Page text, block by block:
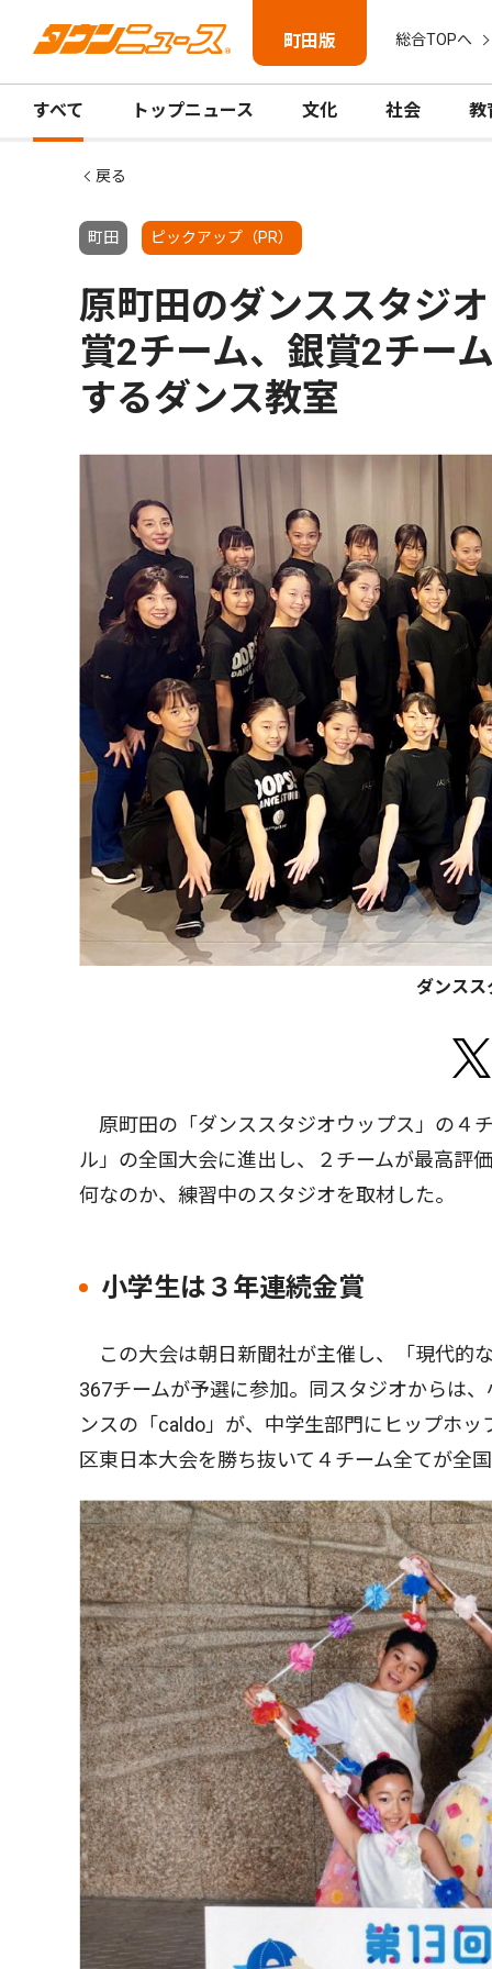
町田版 総合TOPへ
すべて トップニュース 文化 社会 教
戻る
町田 ピックアップ（PR）
原町田のダンススタジ
賞2チーム、銀賞2チー
するダンス教室
ダンスス
原町田の「ダンススタジオウップス」の４
ル」の全国大会に進出し、２チームが最高評
何なのか、練習中のスタジオを取材した。
小学生は３年連続金賞
この大会は朝日新聞社が主催し、「現代的
367チームが予選に参加。同スタジオからは
ンスの「caldo」が、中学生部門にヒップホ
区東日本大会を勝ち抜いて４チーム全てが全